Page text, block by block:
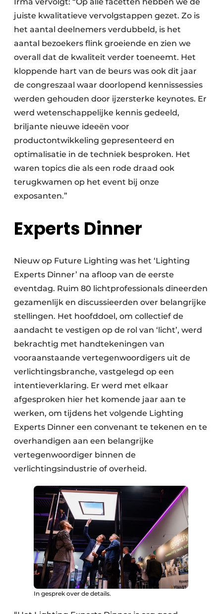
juiste kwalitatieve vervolgstappen gezet. Zo is
het aantal deelnemers verdubbeld, is het
aantal bezoekers flink groeiende en zien we
overall dat de kwaliteit verder toeneemt. Het
kloppende hart van de beurs was ook dit jaar
de congreszaal waar doorlopend kennissessies
werden gehouden door ijzersterke keynotes. Er
werd wetenschappelijke kennis gedeeld,
briljante nieuwe ideeën voor
productontwikkeling gepresenteerd en
optimalisatie in de techniek besproken. Het
waren topics die als een rode draad ook
terugkwamen op het event bij onze
exposanten.”
Experts Dinner
Nieuw op Future Lighting was het ‘Lighting
Experts Dinner’ na afloop van de eerste
eventdag. Ruim 80 lichtprofessionals dineerden
gezamenlijk en discussieerden over belangrijke
stellingen. Het hoofddoel, om collectief de
aandacht te vestigen op de rol van ‘licht’, werd
bekrachtig met handtekeningen van
vooraanstaande vertegenwoordigers uit de
verlichtingsbranche, vastgelegd op een
intentieverklaring. Er werd met elkaar
afgesproken hier het komende jaar aan te
werken, om tijdens het volgende Lighting
Experts Dinner een convenant te tekenen en te
overhandigen aan een belangrijke
vertegenwoordiger binnen de
verlichtingsindustrie of overheid.
In gesprek over de details.